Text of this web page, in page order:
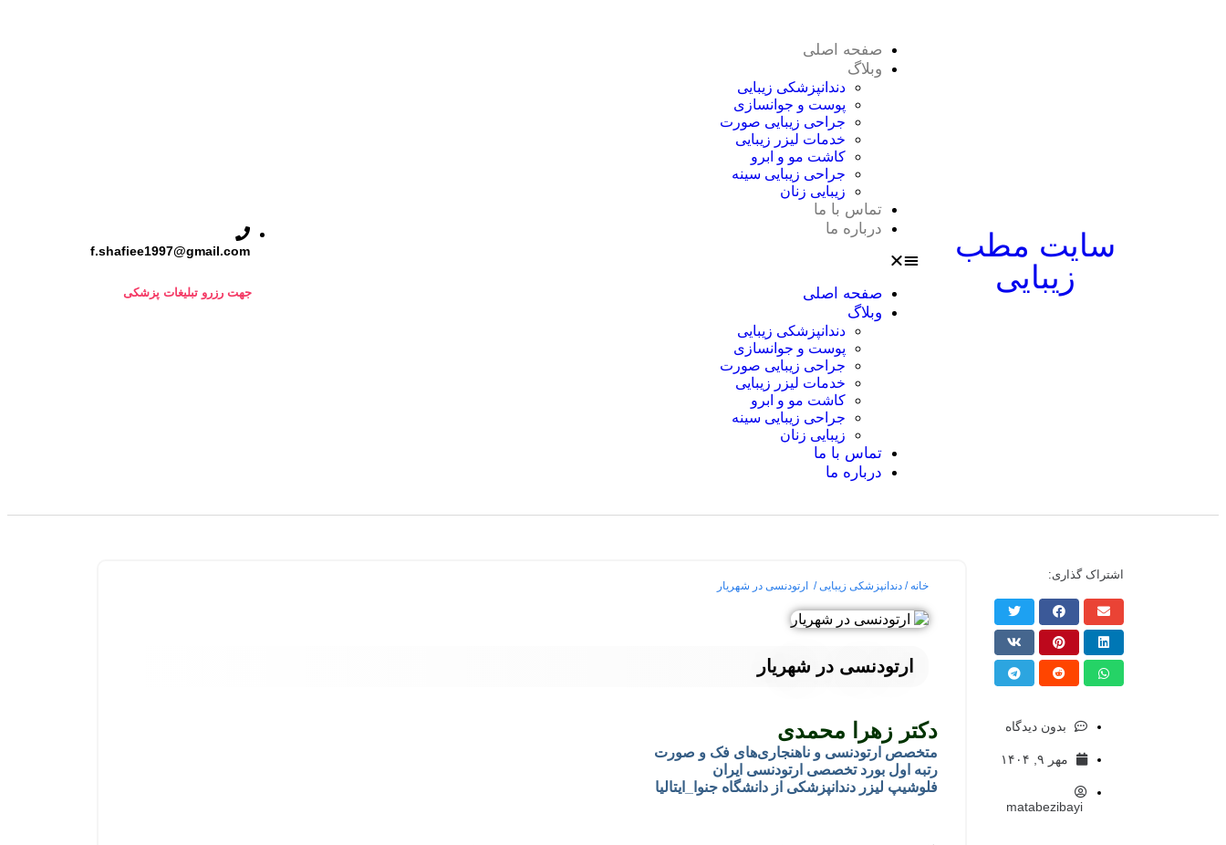
سایت مطب
زیبایی
صفحه اصلی
وبلاگ
دندانپزشکی زیبایی
پوست و جوانسازی
جراحی زیبایی صورت
خدمات لیزر زیبایی
کاشت مو و ابرو
جراحی زیبایی سینه
زیبایی زنان
تماس با ما
درباره ما
صفحه اصلی
وبلاگ
دندانپزشکی زیبایی
پوست و جوانسازی
جراحی زیبایی صورت
خدمات لیزر زیبایی
کاشت مو و ابرو
جراحی زیبایی سینه
زیبایی زنان
تماس با ما
درباره ما
f.shafiee1997@gmail.com
جهت رزرو تبلیغات پزشکی
اشتراک گذاری:
بدون دیدگاه
مهر ۹, ۱۴۰۴
matabezibayi
خانه /دندانپزشکی زیبایی/ ارتودنسی در شهریار
ارتودنسی در شهریار
دکتر زهرا محمدی
متخصص ارتودنسی و ناهنجاری‌های فک و صورت
رتبه اول بورد تخصصی ارتودنسی ایران
فلوشیپ لیزر دندانپزشکی از دانشگاه جنوا_ایتالیا